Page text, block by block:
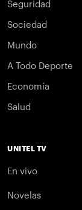
Seguridad
Sociedad
Mundo
A Todo Deporte
Economía
Salud
UNITEL TV
En vivo
Novelas